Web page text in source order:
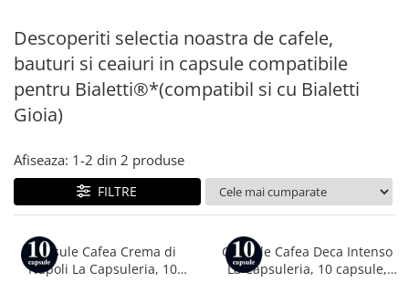
Descoperiti selectia noastra de cafele,
bauturi si ceaiuri in capsule compatibile
pentru Bialetti®*(compatibil si cu Bialetti
Gioia)
Afiseaza: 1-2 din 2 produse
FILTRE
Capsule Cafea Crema di
Napoli La Capsuleria, 10
Capsule Cafea Deca Intenso
La Capsuleria, 10 capsule,